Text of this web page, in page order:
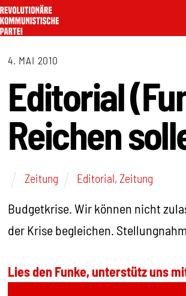
4. MAI 2010
Editorial
Reichen
Zeitung Editorial,Zeitung
Budgetkrise. Wir können nicht
der Krise begleichen.
Lies den Funke, unterstütz uns